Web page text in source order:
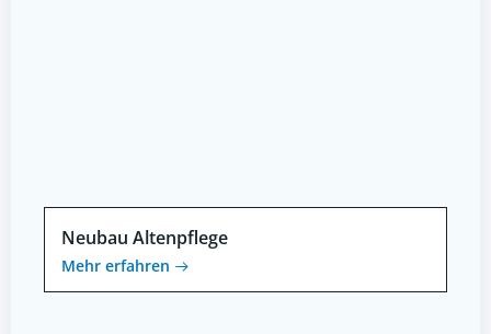
Neubau Altenpflege
Mehr erfahren